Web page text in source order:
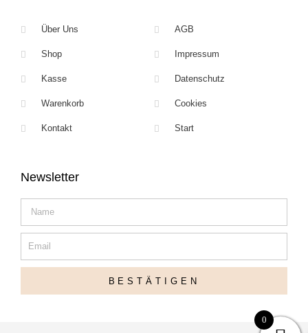
Über Uns
Shop
Kasse
Warenkorb
Kontakt
AGB
Impressum
Datenschutz
Cookies
Start
Newsletter
BESTÄTIGEN
0